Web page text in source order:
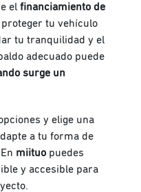
elfinanciamientode
tu vehículo
tu tranquilidad y el
adecuado puede
surge un
y elige una
a tu forma de
miituo puedes
y accesible para